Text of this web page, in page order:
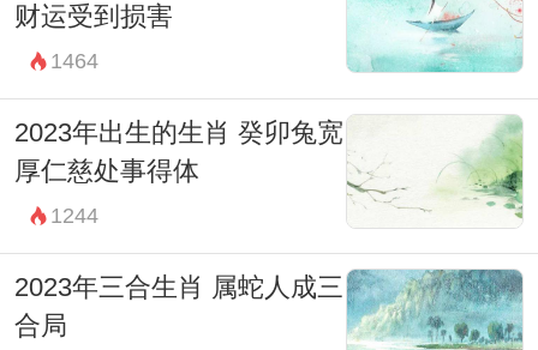
财运受到损害
1464
2023年出生的生肖 癸卯兔宽
厚仁慈处事得体
1244
2023年三合生肖 属蛇人成三
合局